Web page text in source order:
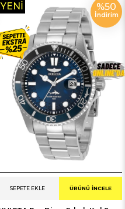
SEPETE EKLE ÜRÜNÜ İNCELE
%50
İndirim
YENI